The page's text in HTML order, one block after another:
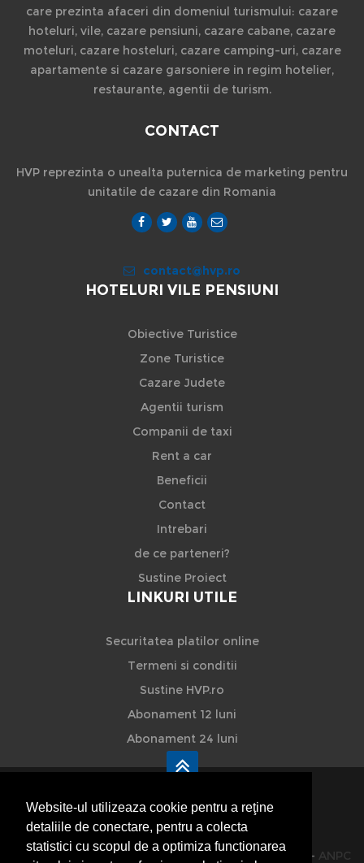
Website-ul utilizeaza cookie pentru a reţine
detaliile de conectare, pentru a colecta
statistici cu scopul de a optimiza functionarea
care prezinta afaceri din domeniul turismului: cazare
hoteluri, vile, cazare pensiuni, cazare cabane, cazare
moteluri, cazare hosteluri, cazare camping-uri, cazare
apartamente si cazare garsoniere in regim hotelier,
restaurante, agentii de turism.
CONTACT
HVP reprezinta o unealta puternica de marketing pentru
unitatile de cazare din Romania
contact@hvp.ro
HOTELURI VILE PENSIUNI
Obiective Turistice
Zone Turistice
Cazare Judete
Agentii turism
Companii de taxi
Rent a car
Beneficii
Contact
Intrebari
de ce parteneri?
Sustine Proiect
LINKURI UTILE
Securitatea platilor online
Termeni si conditii
Sustine HVP.ro
Abonament 12 luni
Abonament 24 luni
HVP - Hoteluri Vile Pensiuni
© 2014-2026 Powered byVilonMedia&TekaBility - ANPC